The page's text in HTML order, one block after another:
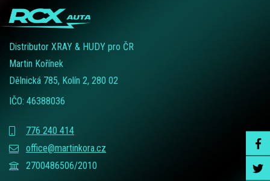
Distributor XRAY & HUDY pro ČR
Martin Kořínek
Dělnická 785, Kolín 2, 280 02
IČO: 46388036
776 240 414
office@martinkora.cz
2700486506/2010